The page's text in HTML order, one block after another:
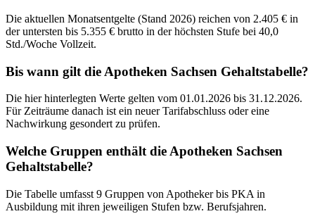
Die aktuellen Monatsentgelte (Stand 2026) reichen von 2.405 € in
der untersten bis 5.355 € brutto in der höchsten Stufe bei 40,0
Std./Woche Vollzeit.
Bis wann gilt die Apotheken Sachsen Gehaltstabelle?
Die hier hinterlegten Werte gelten vom 01.01.2026 bis 31.12.2026.
Für Zeiträume danach ist ein neuer Tarifabschluss oder eine
Nachwirkung gesondert zu prüfen.
Welche Gruppen enthält die Apotheken Sachsen
Gehaltstabelle?
Die Tabelle umfasst 9 Gruppen von Apotheker bis PKA in
Ausbildung mit ihren jeweiligen Stufen bzw. Berufsjahren.